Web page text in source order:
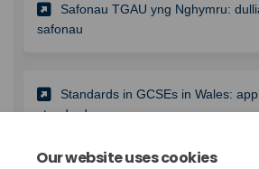
Our website uses cookies
Safonau TGAU yng Nghymru:
safonau
Standards in GCSEs in Wales:
standards